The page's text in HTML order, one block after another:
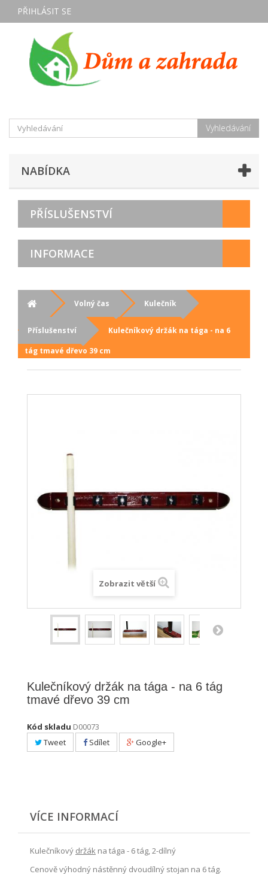
PŘIHLÁSIT SE
Vyhledávání
NABÍDKA
PŘÍSLUŠENSTVÍ
INFORMACE
Volný čas Kulečník
Příslušenství
Kulečníkový držák na tága - na 6
tág tmavé dřevo 39 cm
Zobrazit větší
Kulečníkový držák na tága - na 6 tág
tmavé dřevo 39 cm
Kód skladu D00073
Tweet
Sdílet Google+
VÍCE INFORMACÍ
Kulečníkový držák na tága - 6 tág, 2-dílný
Cenově výhodný nástěnný dvoudílný stojan na 6 tág.